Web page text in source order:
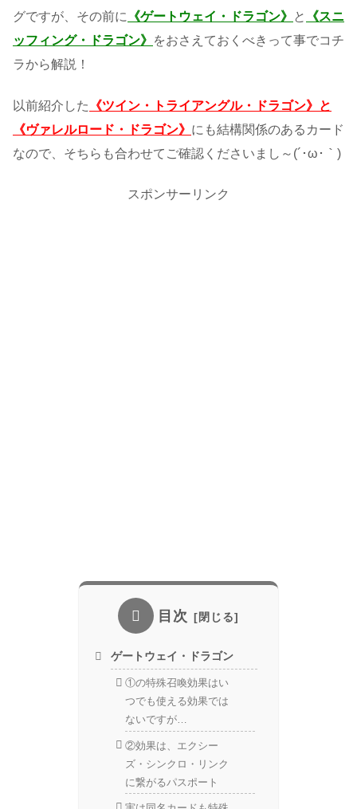
グですが、その前に
《ゲートウェイ・ドラゴン》 と
《スニ
ッフィング・ドラゴン》 をおさえておくべきって事でコチ
ラから解説！
以前紹介した
《ツイン・トライアングル・ドラゴン》と
《ヴァレルロード・ドラゴン》 にも結構関係のあるカード
なので、そちらも合わせてご確認くださいまし～(´･ω･｀)
スポンサーリンク
目次
ゲートウェイ・ドラゴン
①の特殊召喚効果はい
つでも使える効果では
ないですが…
②効果は、エクシー
ズ・シンクロ・リンク
に繋がるパスポート